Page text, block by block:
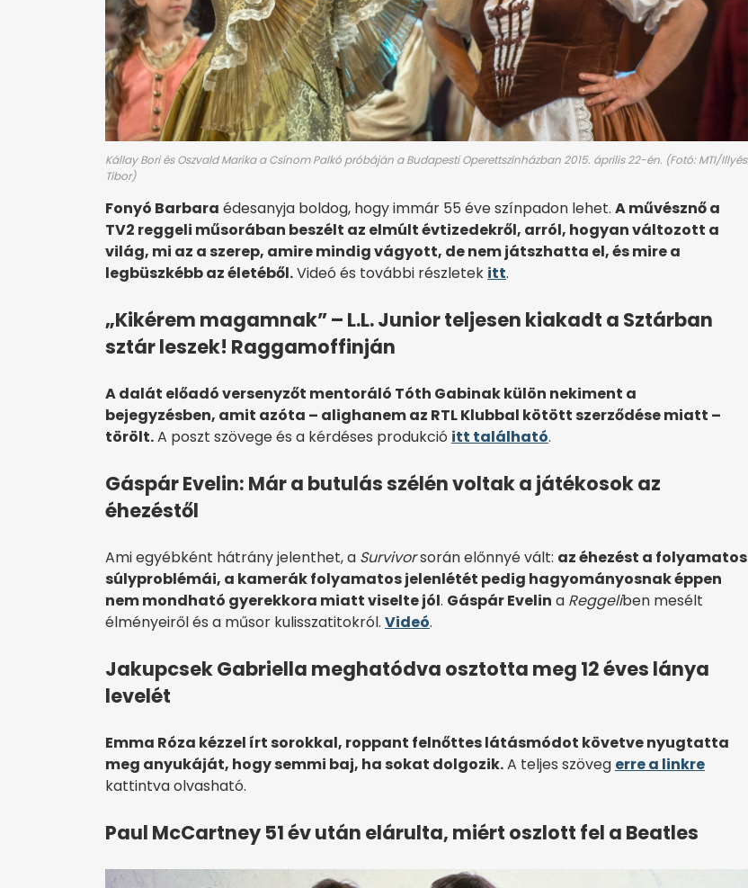
Kállay Bori és Oszvald Marika a Csínom Palkó próbáján a Budapesti Operettszínházban 2015. április 22-én. (Fotó: MTI/Illyés
Tibor)
Fonyó Barbara édesanyja boldog, hogy immár 55 éve színpadon lehet. A művésznő a
TV2 reggeli műsorában beszélt az elmúlt évtizedekről, arról, hogyan változott a
világ, mi az a szerep, amire mindig vágyott, de nem játszhatta el, és mire a
legbüszkébb az életéből.Videó és további részletek itt.
„Kikérem magamnak” – L.L. Junior teljesen kiakadt a Sztárban
sztár leszek! Raggamoffinján
A dalát előadó versenyzőt mentoráló Tóth Gabinak külön nekiment a
bejegyzésben, amit azóta – alighanem az RTL Klubbal kötött szerződése miatt –
törölt.A poszt szövege és a kérdéses produkció itt található.
Gáspár Evelin: Már a butulás szélén voltak a játékosok az
éhezéstől
Ami egyébként hátrány jelenthet, a Survivorsorán előnnyé vált: az éhezést a folyamatos
súlyproblémái, a kamerák folyamatos jelenlétét pedig hagyományosnak éppen
nem mondható gyerekkora miatt viselte jól. Gáspár Evelin a Reggeliben mesélt
élményeiről és a műsor kulisszatitokról. Videó.
Jakupcsek Gabriella meghatódva osztotta meg 12 éves lánya
levelét
Emma Róza kézzel írt sorokkal, roppant felnőttes látásmódot követve nyugtatta
meg anyukáját, hogy semmi baj, ha sokat dolgozik.A teljes szöveg erre a linkre
kattintva olvasható.
Paul McCartney 51 év után elárulta, miért oszlott fel a Beatles